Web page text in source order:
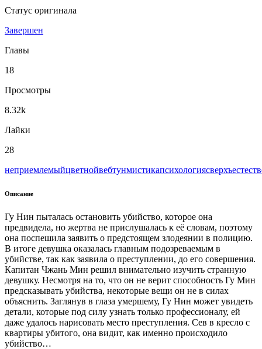
Статус оригинала
Завершен
Главы
18
Просмотры
8.32k
Лайки
28
неприемлемыйцветнойвeбтунмистикапсихология
Описание
Гу Нин пыталась остановить убийство, которое она
предвидела, но жертва не прислушалась к её словам, поэтому
она поспешила заявить о предстоящем злодеянии в полицию.
В итоге девушка оказалась главным подозреваемым в
убийстве, так как заявила о преступлении, до его совершения.
Капитан Чжань Мин решил внимательно изучить странную
девушку. Несмотря на то, что он не верит способность Гу Мин
предсказывать убийства, некоторые вещи он не в силах
объяснить. Заглянув в глаза умершему, Гу Нин может увидеть
детали, которые под силу узнать только профессионалу, ей
даже удалось нарисовать место преступления. Сев в кресло с
квартиры убитого, она видит, как именно происходило
убийство…